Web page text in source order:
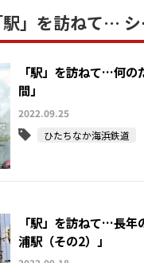
駅」を訪ねて…
「駅」を訪ねて…何
間」
2022.09.25
ひたちなか海浜鉄道
「駅」を訪ねて…長
浦駅（その2）」